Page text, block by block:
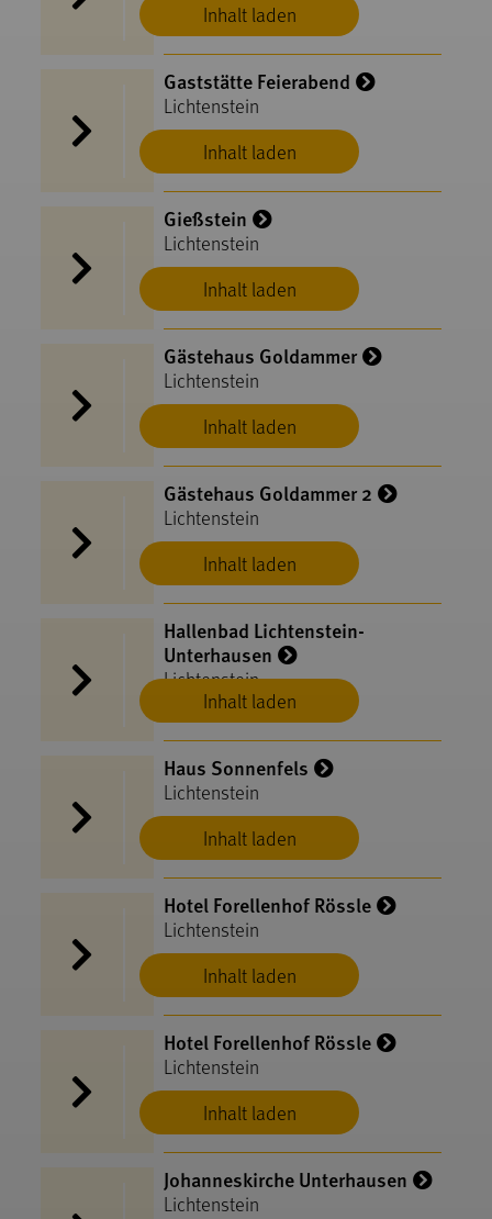
Inhalt laden
Inhalt laden
Gaststätte Feierabend
Lichtenstein
Inhalt laden
Gießstein
Lichtenstein
Inhalt laden
Gästehaus Goldammer
Lichtenstein
Inhalt laden
Gästehaus Goldammer 2
Lichtenstein
Inhalt laden
Hallenbad Lichtenstein-
Unterhausen
Lichtenstein
Inhalt laden
Haus Sonnenfels
Lichtenstein
Inhalt laden
Hotel Forellenhof Rössle
Lichtenstein
Inhalt laden
Hotel Forellenhof Rössle
Lichtenstein
Johanneskirche Unterhausen
Lichtenstein